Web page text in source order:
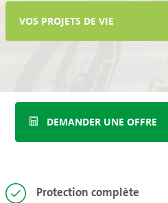
VOS PROJETS DE VIE
DEMANDER UNE OFFRE
Protection complète